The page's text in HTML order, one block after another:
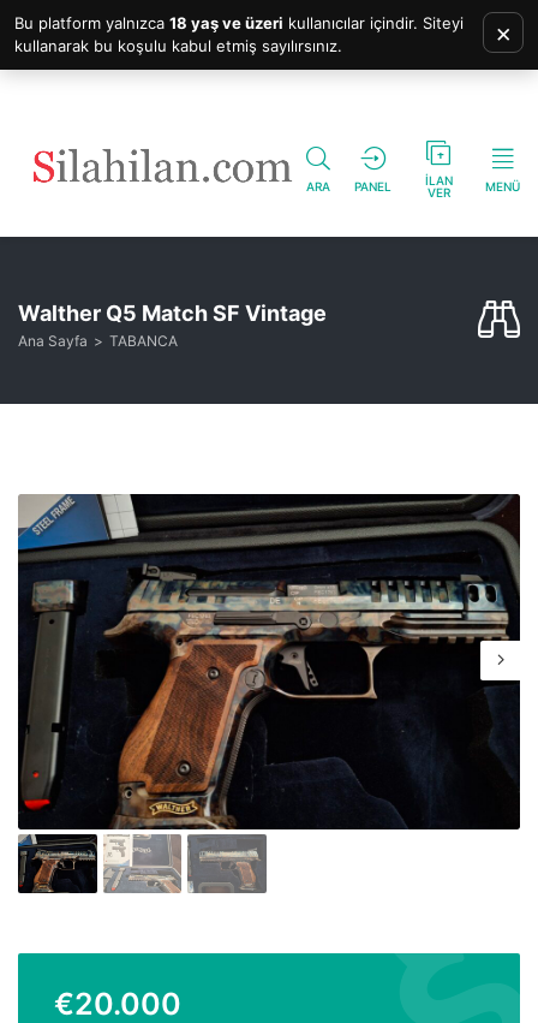
ARA PANEL
İLAN
VER
MENÜ
Walther Q5 Match SF Vintage
Ana Sayfa TABANCA
€20.000
Bu platform yalnızca 18 yaş ve üzeri kullanıcılar içindir. Siteyi
kullanarak bu koşulu kabul etmiş sayılırsınız.
×